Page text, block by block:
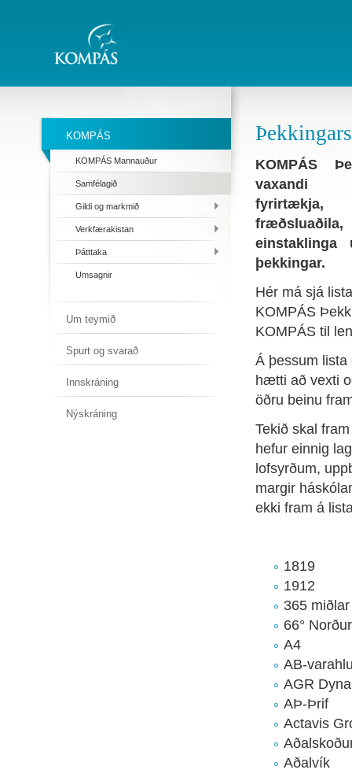
KOMPÁS
KOMPÁS Mannauður
Samfélagið
Gildi og markmið
Verkfærakistan
Þátttaka
Umsagnir
Um teymið
Spurt og svarað
Innskráning
Nýskráning
KOMPÁS
vaxandi
fyrirtækja,
einstaklinga
þekkingar.
Hér má sjá
KOMPÁS
KOMPÁS til
Á þessum
hætti að vexti
öðru beinu
Tekið skal
hefur einnig
lofsyrðum,
margir
ekki fram á
1819
1912
365 miðlar
66° Norður
A4
AB-
AGR
AÞ-Þrif
Actavis
Aðalvík